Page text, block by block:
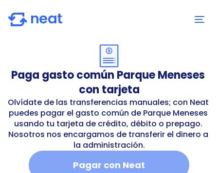
Paga gasto común Parque Meneses
con tarjeta
Olvídate de las transferencias manuales; con Neat
puedes pagar el gasto común de Parque Meneses
usando tu tarjeta de crédito, débito o prepago.
Nosotros nos encargamos de transferir el dinero a
la administración.
Pagar con Neat